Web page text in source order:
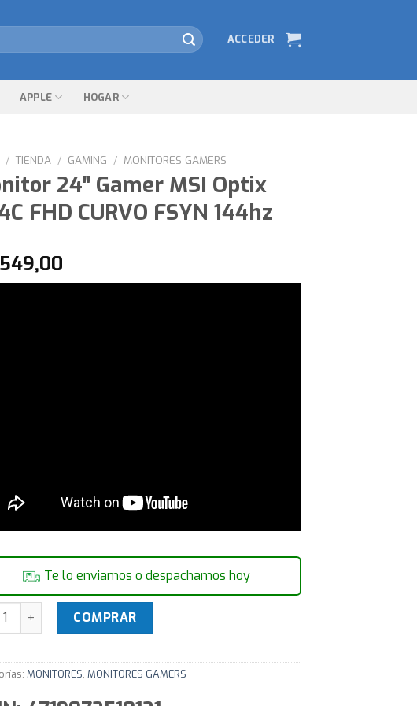
ACCEDER
APPLE HOGAR
/ TIENDA / GAMING / MONITORES GAMERS
24″ Gamer MSI Optix
FHD CURVO FSYN 144hz
549,00
Te lo enviamos o despachamos hoy
24" Gamer MSI Optix G24C FHD CURVO FSYN 144hz cantidad
COMPRAR
MONITORES, MONITORES GAMERS